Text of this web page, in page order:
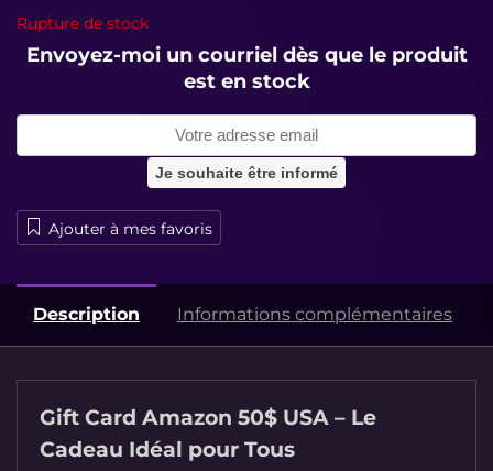
Rupture de stock
Envoyez-moi un courriel dès que le produit
est en stock
Ajouter à mes favoris
Description Informations complémentaires
Gift Card Amazon 50$ USA – Le
Cadeau Idéal pour Tous